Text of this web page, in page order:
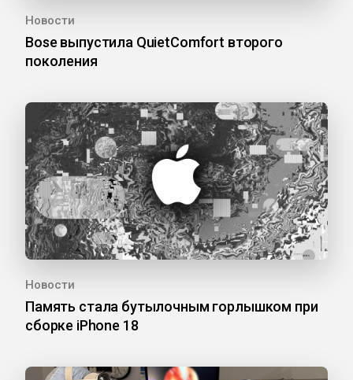
Новости
Bose выпустила QuietComfort второго
поколения
Новости
Память стала бутылочным горлышком при
сборке iPhone 18